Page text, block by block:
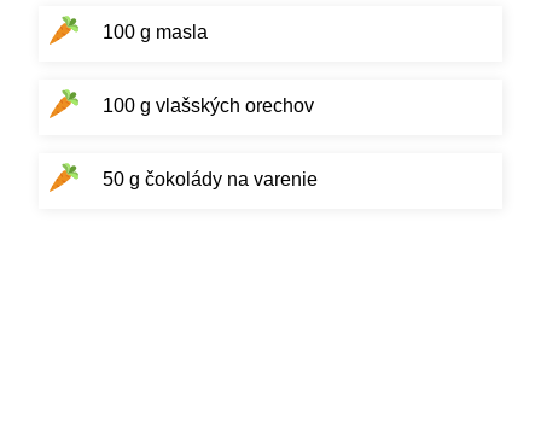
100 g masla
100 g vlašských orechov
50 g čokolády na varenie